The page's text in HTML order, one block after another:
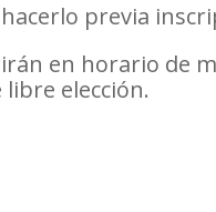
previa
en horario de
elección.